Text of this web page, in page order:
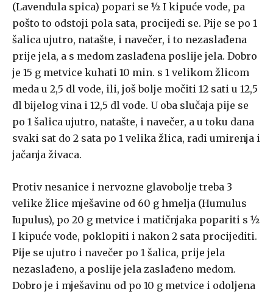
(Lavendula spica) popari se ½ I kipuće vode, pa
pošto to odstoji pola sata, procijedi se. Pije se po 1
šalica ujutro, natašte, i navečer, i to nezaslađena
prije jela, a s medom zaslađena poslije jela. Dobro
je 15 g metvice kuhati 10 min. s 1 velikom žlicom
meda u 2,5 dl vode, ili, još bolje močiti 12 sati u 12,5
dl bijelog vina i 12,5 dl vode. U oba slučaja pije se
po 1 šalica ujutro, natašte, i navečer, a u toku dana
svaki sat do 2 sata po 1 velika žlica, radi umirenja i
jačanja živaca.
Protiv nesanice i nervozne glavobolje treba 3
velike žlice mješavine od 60 g hmelja (Humulus
Iupulus), po 20 g metvice i matičnjaka popariti s ½
I kipuće vode, poklopiti i nakon 2 sata procijediti.
Pije se ujutro i navečer po 1 šalica, prije jela
nezaslađeno, a poslije jela zaslađeno medom.
Dobro je i mješavinu od po 10 g metvice i odoljena